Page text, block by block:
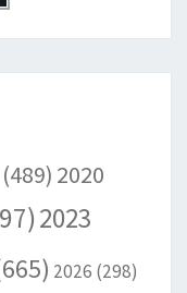
(489) 2020
2023
2026 (298)